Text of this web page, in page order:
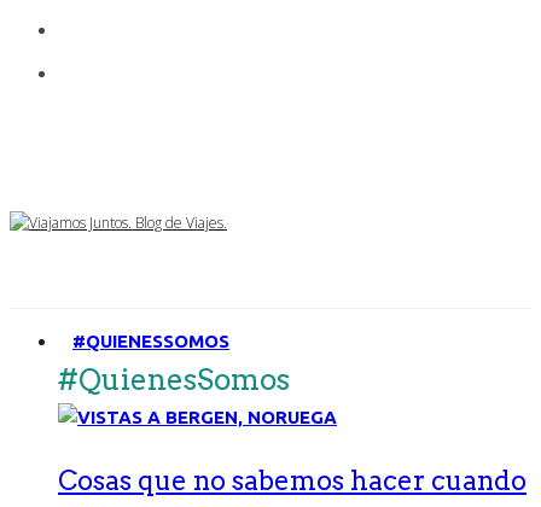
#QUIENESSOMOS
#QuienesSomos
Cosas que no sabemos hacer cuando